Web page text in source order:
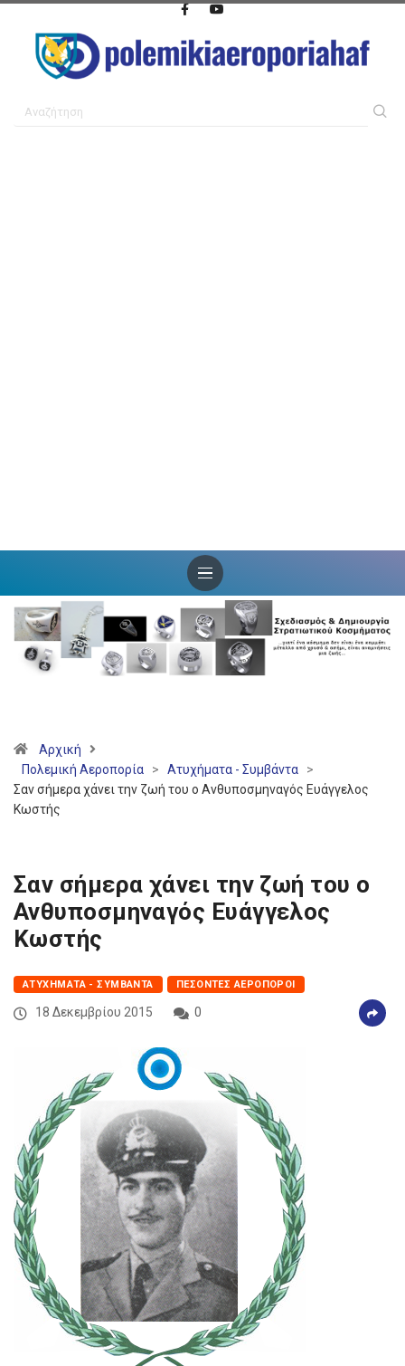
Αρχική
Πολεμική Αεροπορία
> Ατυχήματα - Συμβάντα
>
Σαν σήμερα χάνει την ζωή του ο Ανθυποσμηναγός Ευάγγελος
Κωστής
Σαν σήμερα χάνει την ζωή του ο
Ανθυποσμηναγός Ευάγγελος
Κωστής
ΑΤΥΧΉΜΑΤΑ - ΣΥΜΒΆΝΤΑ ΠΕΣΌΝΤΕΣ ΑΕΡΟΠΌΡΟΙ
18 Δεκεμβρίου 2015 0